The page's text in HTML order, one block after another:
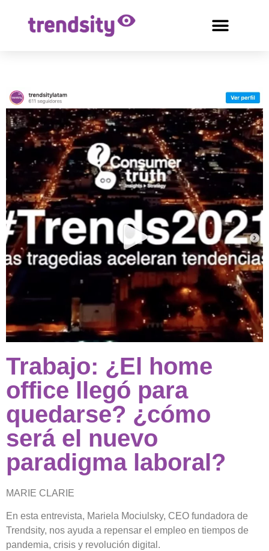
Trabajo: ¿El home
office llegó para
quedarse? ¿cómo
será el nuevo
paradigma laboral?
MARIE CLARIE
En esta entrevista, Mariela Mociulsky, CEO fundadora de
Trendsity, nos ayuda a repensar el empleo en tiempos de
pandemia, crisis y revolución digital.